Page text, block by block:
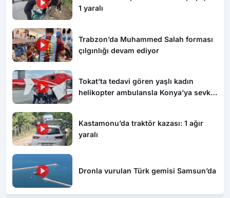
1 yaralı
Trabzon’da Muhammed Salah forması
çılgınlığı devam ediyor
Tokat’ta tedavi gören yaşlı kadın
helikopter ambulansla Konya’ya sevk
Kastamonu’da traktör kazası: 1 ağır
yaralı
Dronla vurulan Türk gemisi Samsun’da